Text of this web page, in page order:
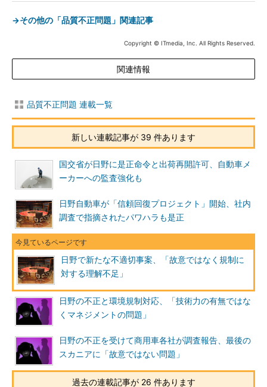
→その他の「品質不正問題」関連記事
Copyright © ITmedia, Inc. All Rights Reserved.
関連情報
品質不正問題 連載一覧
新しい連載記事が 39 件あります
国交省が日野に是正命令と出荷再開許可、自動車メ
ーカーへの監査強化も
日野自動車が「信頼回復プロジェクト」開始、社内
調査で指摘されたパワハラも是正
日野で新たな不適切事案、「故意ではなく規制に
対する理解不足」
日野の不正と環境規制対応、「技術力の有無ではな
くマネジメントの問題」
日野の不正を受けて商用車各社が調査報告、最後の
スカニアに「故意ではない問題」
過去の連載記事が 26 件あります